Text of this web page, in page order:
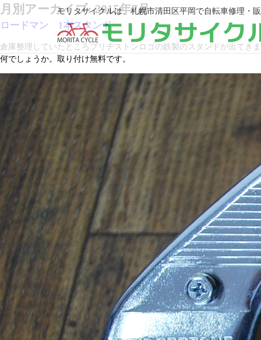
モリタサイクルは、札幌市清田区平岡で自転車修理・
月別アーカイブ:2015年7月
ロードマン 1本スタンド
倉庫整理していたところブリヂストンロゴの鉄製のスタンドが出てき
何でしょうか。取り付け無料です。